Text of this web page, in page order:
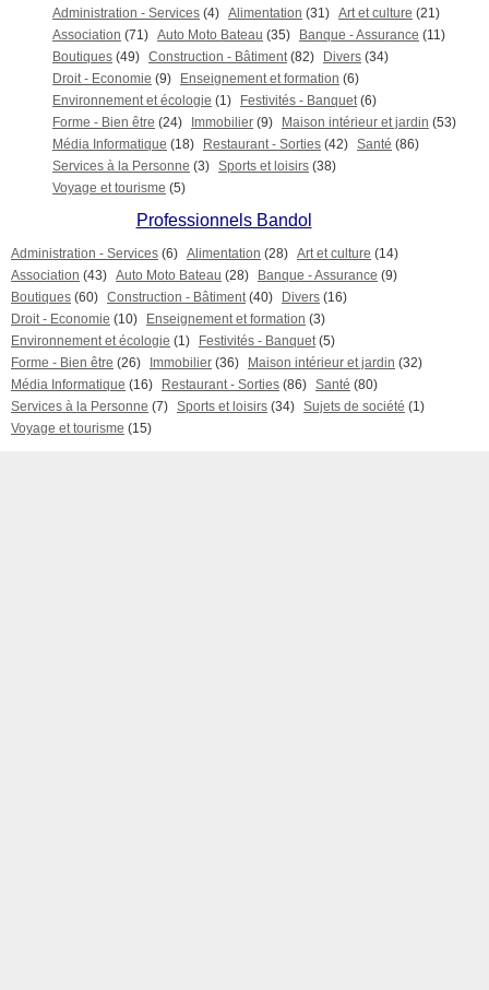
Administration - Services (4) Alimentation (31) Art et culture (21)
Association (71) Auto Moto Bateau (35) Banque - Assurance (11)
Boutiques (49) Construction - Bâtiment (82) Divers (34)
Droit - Economie (9) Enseignement et formation (6)
Environnement et écologie (1) Festivités - Banquet (6)
Forme - Bien être (24) Immobilier (9) Maison intérieur et jardin (53)
Média Informatique (18) Restaurant - Sorties (42) Santé (86)
Services à la Personne (3) Sports et loisirs (38)
Voyage et tourisme (5)
Professionnels Bandol
Administration - Services (6) Alimentation (28) Art et culture (14)
Association (43) Auto Moto Bateau (28) Banque - Assurance (9)
Boutiques (60) Construction - Bâtiment (40) Divers (16)
Droit - Economie (10) Enseignement et formation (3)
Environnement et écologie (1) Festivités - Banquet (5)
Forme - Bien être (26) Immobilier (36) Maison intérieur et jardin (32)
Média Informatique (16) Restaurant - Sorties (86) Santé (80)
Services à la Personne (7) Sports et loisirs (34) Sujets de société (1)
Voyage et tourisme (15)